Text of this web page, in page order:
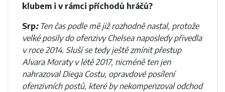
klubem i v rámci příchodů hráčů?
Srp:Ten čas podle mě již rozhodně nastal, protože
velké posily do ofenzivy Chelsea naposledy přivedla
v roce 2014. Sluší se tedy ještě zmínit přestup
Alvara Moraty v létě 2017, nicméně ten jen
nahrazoval Diega Costu, opravdové posílení
ofenzivních postů, které by nekompenzoval odchod